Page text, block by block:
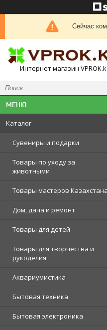
Сейчас
Интернет магазин
Каталог
Сувениры и подарки
Товары по уходу за
животными
Товары мастеров Казахстана
Дом, дача и ремонт
Товары для детей
Товары для творчества и
рукоделия
Аквариумистика
Бытовая техника
Бытовая электроника